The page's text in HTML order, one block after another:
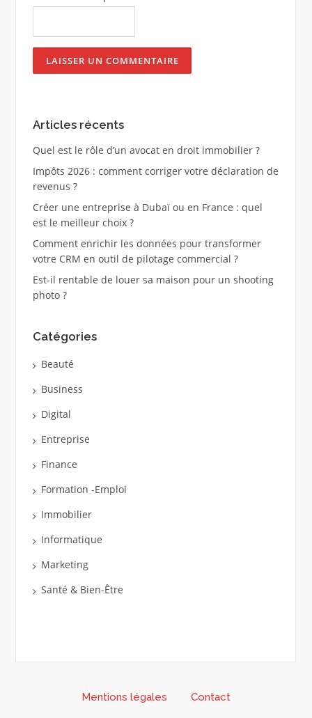
Articles récents
Quel est le rôle d’un avocat en droit immobilier ?
Impôts 2026 : comment corriger votre déclaration de
revenus ?
Créer une entreprise à Dubaï ou en France : quel
est le meilleur choix ?
Comment enrichir les données pour transformer
votre CRM en outil de pilotage commercial ?
Est-il rentable de louer sa maison pour un shooting
photo ?
Catégories
Beauté
Business
Digital
Entreprise
Finance
Formation -Emploi
Immobilier
Informatique
Marketing
Santé & Bien-Être
Mentions légales Contact